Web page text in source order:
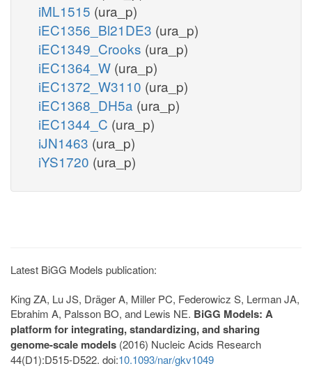
iML1515 (ura_p)
iEC1356_Bl21DE3 (ura_p)
iEC1349_Crooks (ura_p)
iEC1364_W (ura_p)
iEC1372_W3110 (ura_p)
iEC1368_DH5a (ura_p)
iEC1344_C (ura_p)
iJN1463 (ura_p)
iYS1720 (ura_p)
Latest BiGG Models publication:
King ZA, Lu JS, Dräger A, Miller PC, Federowicz S, Lerman JA,
Ebrahim A, Palsson BO, and Lewis NE. BiGG Models: A
platform for integrating, standardizing, and sharing
genome-scale models (2016) Nucleic Acids Research
44(D1):D515-D522. doi:10.1093/nar/gkv1049